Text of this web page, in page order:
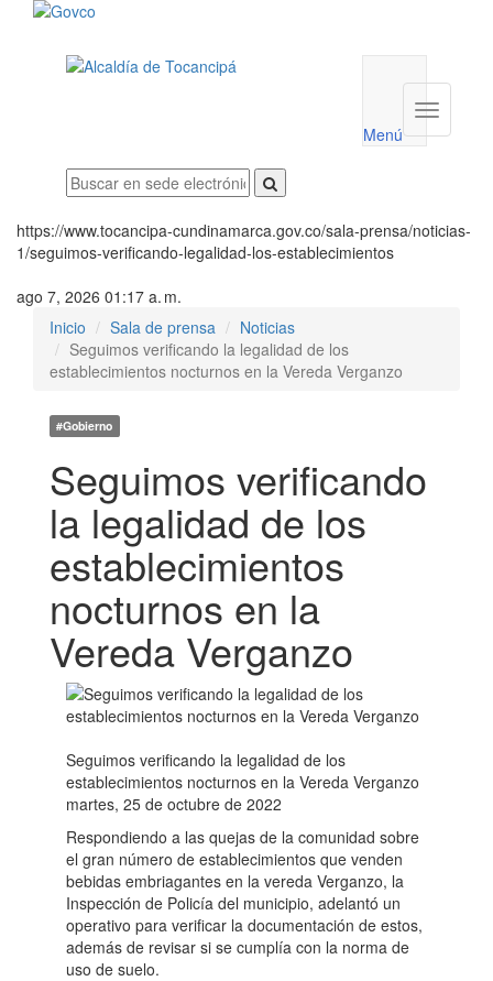
utilidades
Menú
Menú
https://www.tocancipa-cundinamarca.gov.co/sala-prensa/noticias-
1/seguimos-verificando-legalidad-los-establecimientos
ago 7, 2026 01:17 a. m.
Inicio
Sala de prensa
Noticias
Seguimos verificando la legalidad de los
establecimientos nocturnos en la Vereda Verganzo
#Gobierno
Seguimos verificando
la legalidad de los
establecimientos
nocturnos en la
Vereda Verganzo
Seguimos verificando la legalidad de los
establecimientos nocturnos en la Vereda Verganzo
martes, 25 de octubre de 2022
Respondiendo a las quejas de la comunidad sobre
el gran número de establecimientos que venden
bebidas embriagantes en la vereda Verganzo, la
Inspección de Policía del municipio, adelantó un
operativo para verificar la documentación de estos,
además de revisar si se cumplía con la norma de
uso de suelo.